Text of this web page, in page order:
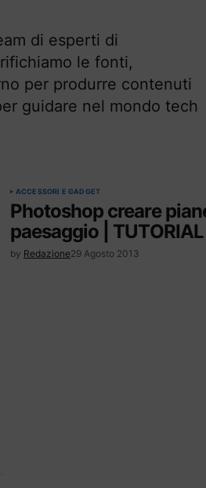
di esperti di
le fonti,
per produrre contenuti
guidare nel mondo tech
ACCESSORI E GADGET
Photoshop creare
paesaggio | TUTORIAL
by Redazione29 Agosto 2013